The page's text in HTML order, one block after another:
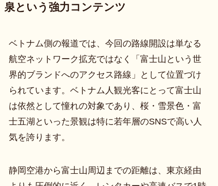
泉という強力コンテンツ
ベトナム側の報道では、今回の路線開設は単なる
航空ネットワーク拡充ではなく「富士山という世
界的ブランドへのアクセス路線」として位置づけ
られています。ベトナム人観光客にとって富士山
は依然として憧れの対象であり、桜・雪景色・富
士五湖といった景観は特に若年層のSNSで高い人
気を誇ります。
静岡空港から富士山周辺までの距離は、東京経由